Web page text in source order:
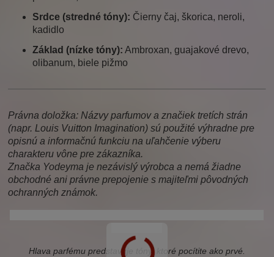
Srdce (stredné tóny): Čierny čaj, škorica, neroli,
kadidlo
Základ (nízke tóny): Ambroxan, guajakové drevo,
olibanum, biele pižmo
Právna doložka: Názvy parfumov a značiek tretích strán
(napr. Louis Vuitton Imagination) sú použité výhradne pre
opisnú a informačnú funkciu na uľahčenie výberu
charakteru vône pre zákazníka.
Značka Yodeyma je nezávislý výrobca a nemá žiadne
obchodné ani právne prepojenie s majiteľmi pôvodných
ochranných známok.
Hlava parfému predstavuje tóny, ktoré pocítite ako prvé.